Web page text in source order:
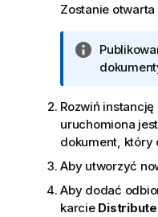
j
Zostanie otwarta
I
n
o
r
m
c
j
a
Rozwiń
uruchomiona
dokument, który
Aby utworzyć
Aby dodać
karcie Distribute